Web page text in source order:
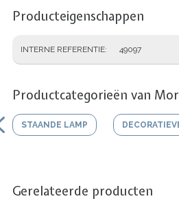
Producteigenschappen
INTERNE REFERENTIE 49097
Productcategorieën van
STAANDE LAMP
Gerelateerde producten